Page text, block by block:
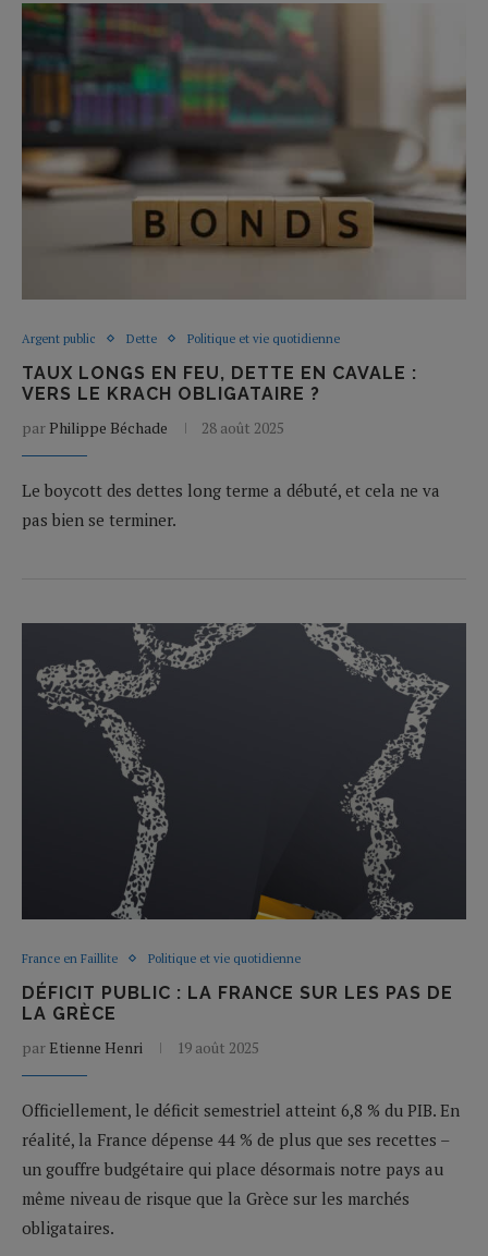
Argent public Dette Politique et vie quotidienne
TAUX LONGS EN FEU, DETTE EN CAVALE :
VERS LE KRACH OBLIGATAIRE ?
par Philippe Béchade 28 août 2025
Le boycott des dettes long terme a débuté, et cela ne va
pas bien se terminer.
France en Faillite Politique et vie quotidienne
DÉFICIT PUBLIC : LA FRANCE SUR LES PAS DE
LA GRÈCE
par Etienne Henri 19 août 2025
Officiellement, le déficit semestriel atteint 6,8 % du PIB. En
réalité, la France dépense 44 % de plus que ses recettes –
un gouffre budgétaire qui place désormais notre pays au
même niveau de risque que la Grèce sur les marchés
obligataires.